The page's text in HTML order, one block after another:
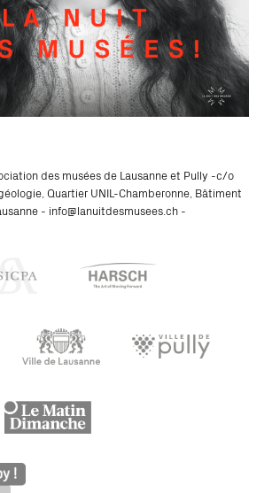
des musées de Lausanne et Pully -c/o
Quartier UNIL-Chamberonne, Bâtiment
- info@lanuitdesmusees.ch-